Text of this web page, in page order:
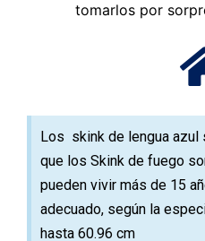
tomarlos por
Los skink de lengua azul
que los Skink de fuego
pueden vivir más de 15
adecuado, según la
hasta 60.96 cm